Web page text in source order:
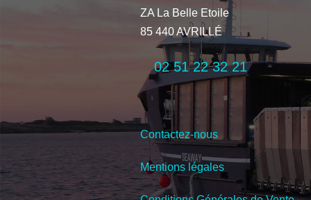
ZA La Belle Etoile
85 440 AVRILLÉ
02 51 22 32 21
Contactez-nous
Mentions légales